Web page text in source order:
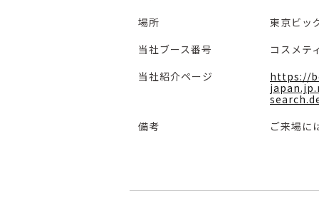
場所
東京ビッ
当社ブース番号
コスメテ
当社紹介ページ
https://
備考
ご来場に